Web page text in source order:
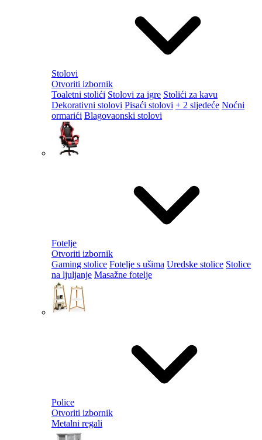
Stolovi
Otvoriti izbornik
Toaletni stolići Stolovi za igre Stolići za kavu
Dekorativni stolovi Pisaći stolovi + 2 sljedeće Noćni
ormarići Blagovaonski stolovi
Fotelje
Otvoriti izbornik
Gaming stolice Fotelje s ušima Uredske stolice Stolice
na ljuljanje Masažne fotelje
Police
Otvoriti izbornik
Metalni regali